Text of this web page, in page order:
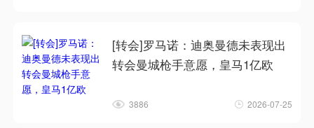
[转会]罗马诺：迪奥曼德未表现出
转会曼城枪手意愿，皇马1亿欧
3886 2026-07-25